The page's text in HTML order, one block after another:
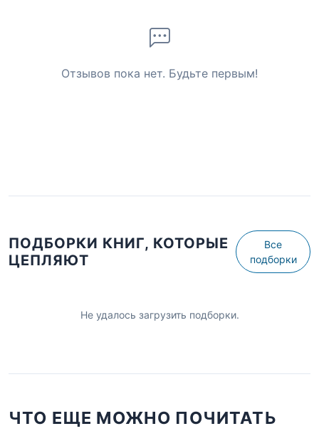
Отзывов пока нет. Будьте первым!
ПОДБОРКИ КНИГ, КОТОРЫЕ
ЦЕПЛЯЮТ
Все
подборки
Не удалось загрузить подборки.
ЧТО ЕЩЕ МОЖНО ПОЧИТАТЬ